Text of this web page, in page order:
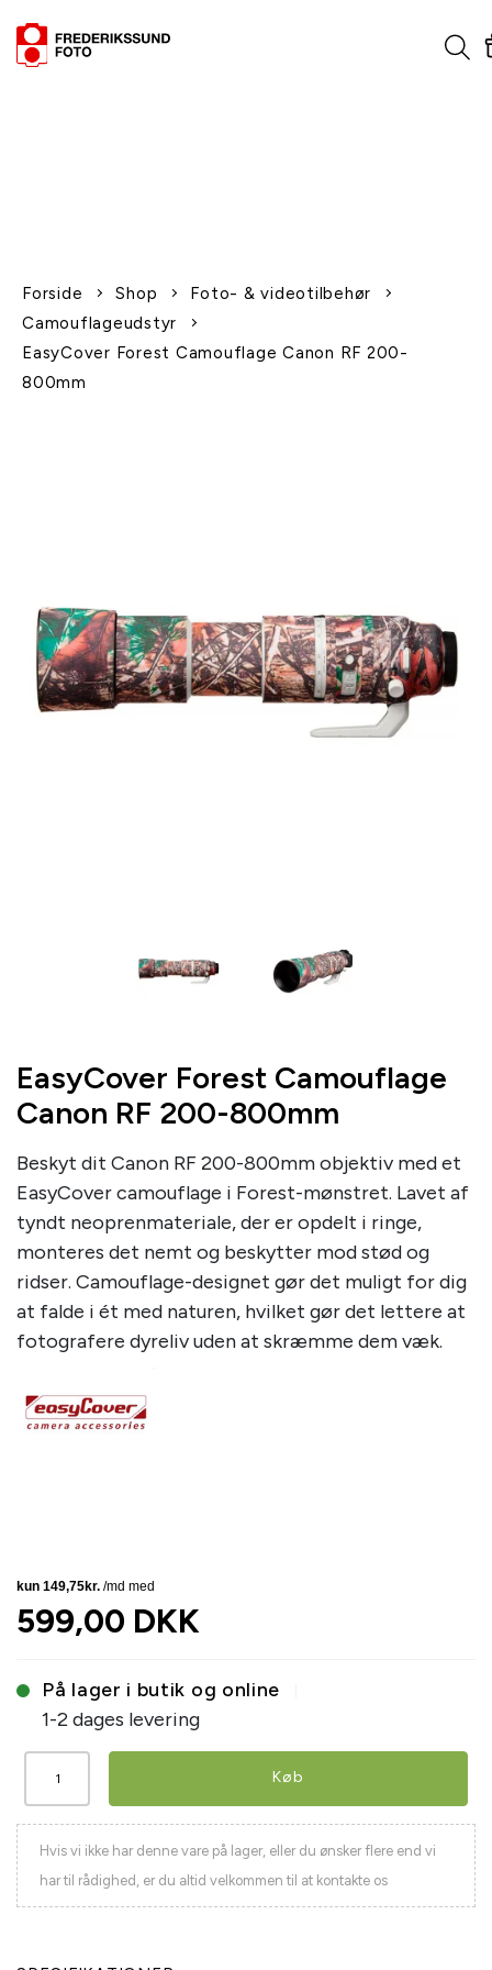
Forside Shop
Foto- & videotilbehør
Camouflageudstyr
EasyCover Forest Camouflage Canon RF 200-
800mm
EasyCover Forest Camouflage
Canon RF 200-800mm
Beskyt dit Canon RF 200-800mm objektiv med et
EasyCover camouflage i Forest-mønstret. Lavet af
tyndt neoprenmateriale, der er opdelt i ringe,
monteres det nemt og beskytter mod stød og
ridser. Camouflage-designet gør det muligt for dig
at falde i ét med naturen, hvilket gør det lettere at
fotografere dyreliv uden at skræmme dem væk.
599,00 DKK
På lager i butik og online
1-2 dages levering
Køb
Hvis vi ikke har denne vare på lager, eller du ønsker flere end vi
har til rådighed, er du altid velkommen til at kontakte os